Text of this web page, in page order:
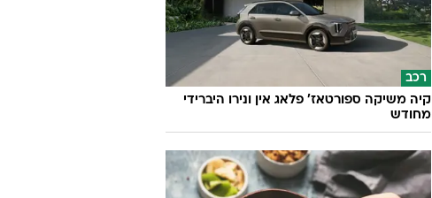
רכב
קיה משיקה ספורטאז' פלאג אין ונירו היברידי
מחודש